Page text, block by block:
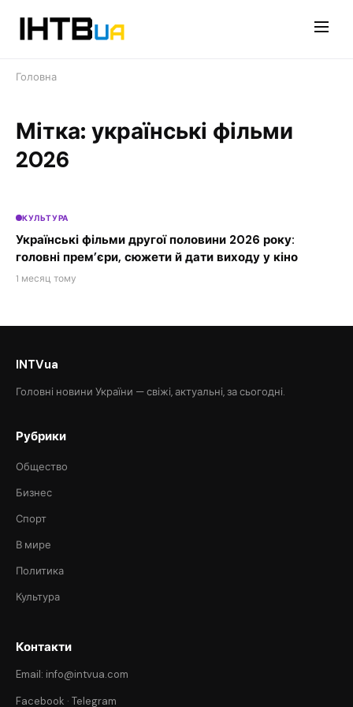
Головна
Мітка: українські фільми
2026
КУЛЬТУРА
Українські фільми другої половини 2026 року:
головні прем’єри, сюжети й дати виходу у кіно
1 месяц тому
INTVua
Головні новини України — свіжі, актуальні, за сьогодні.
Рубрики
Общество
Бизнес
Спорт
В мире
Политика
Культура
Контакти
Email: info@intvua.com
Facebook · Telegram